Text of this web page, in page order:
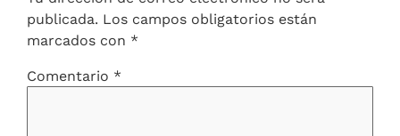
publicada. Los campos obligatorios están
marcados con *
Comentario *